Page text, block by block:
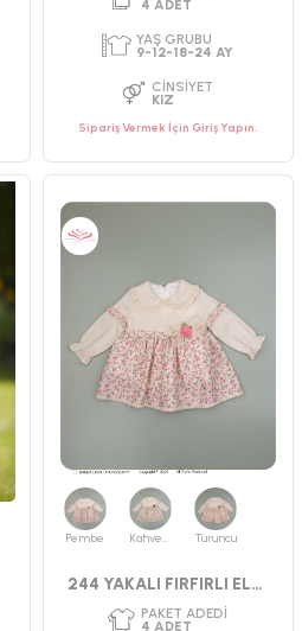
PAKET ADEDI
YAŞ GRUBU
9-12-18-24 AY
Sipariş Vermek İçin Giriş Yapın.
Pembe Kahverengi Turuncu
244 YAKALI FIRFIRLI ELBİSE